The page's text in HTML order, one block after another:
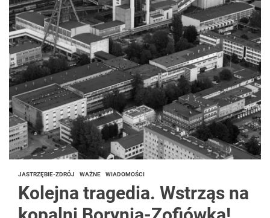
JASTRZĘBIE-ZDRÓJ WAŻNE WIADOMOŚCI
Kolejna tragedia. Wstrząs na